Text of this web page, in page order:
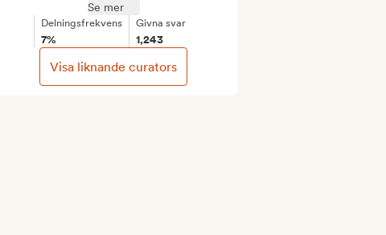
Se mer
Delningsfrekvens
7%
Givna svar
1,243
Visa liknande curators